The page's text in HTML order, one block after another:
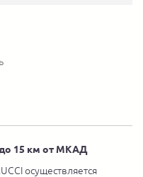
до 15 км от МКАД
осуществляется